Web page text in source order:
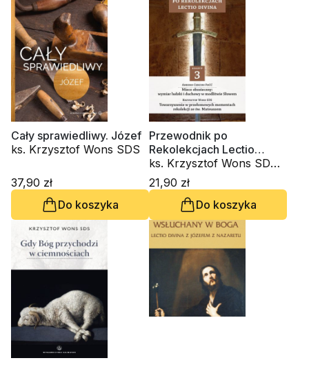
Cały sprawiedliwy. Józef
ks. Krzysztof Wons SDS
37,90 zł
Do koszyka
Przewodnik po
Rekolekcjach Lectio
Divina. Zeszyt 3
ks. Krzysztof Wons SDS,
Amedeo Cencini FdCC
21,90 zł
Do koszyka